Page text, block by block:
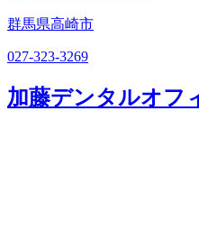
群馬県高崎市
027-323-3269
加藤デンタルオフ